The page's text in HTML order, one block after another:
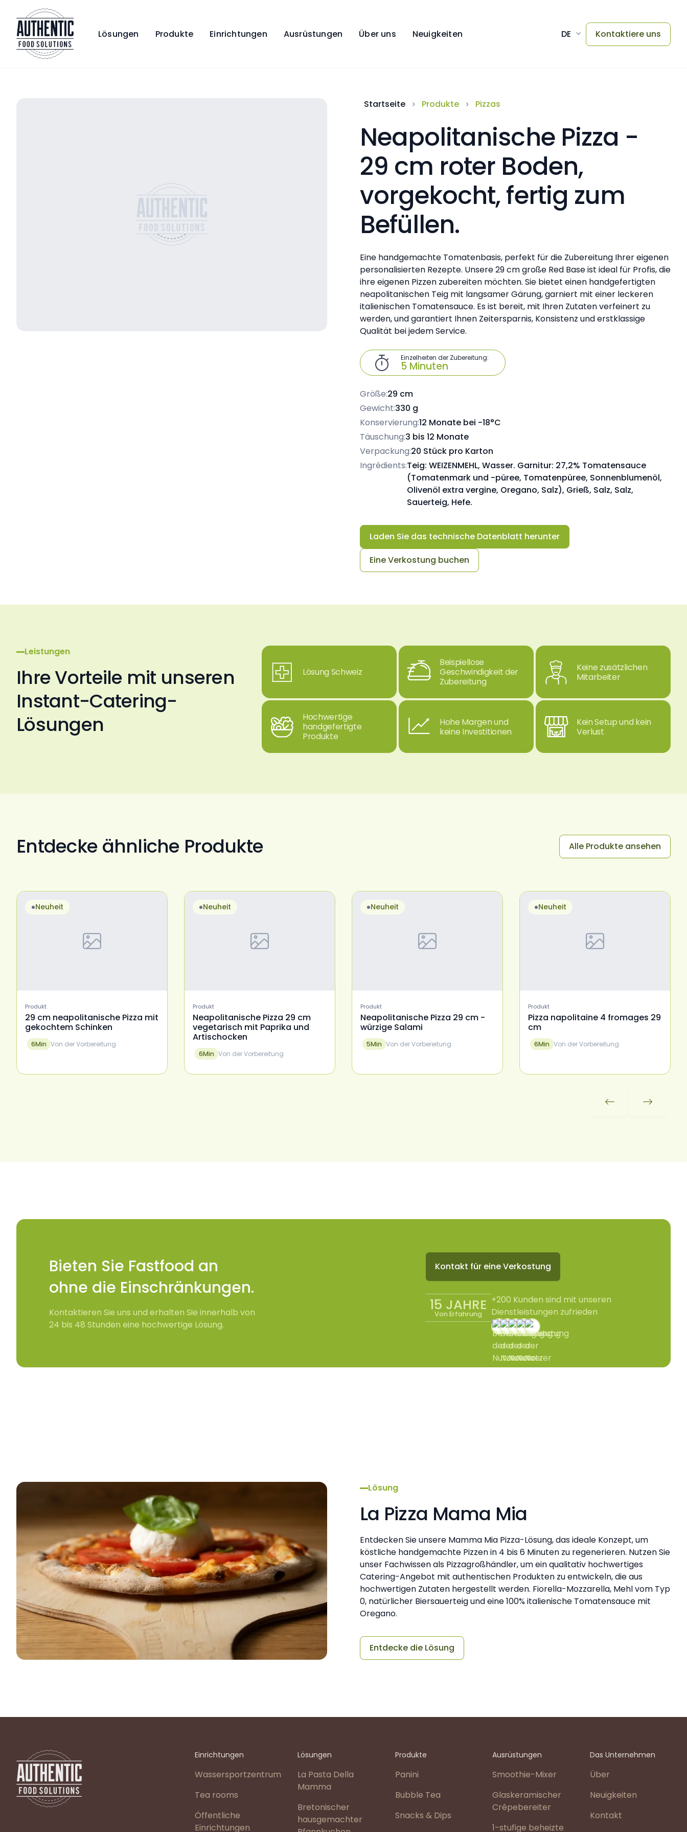
Lösungen Produkte Einrichtungen Ausrüstungen Über uns Neuigkeiten DE Kontaktiere uns
Startseite Produkte Pizzas
Neapolitanische Pizza -
29 cm roter Boden,
vorgekocht, fertig zum
Befüllen.
Eine handgemachte Tomatenbasis, perfekt für die Zubereitung Ihrer eigenen
personalisierten Rezepte. Unsere 29 cm große Red Base ist ideal für Profis, die
ihre eigenen Pizzen zubereiten möchten. Sie bietet einen handgefertigten
neapolitanischen Teig mit langsamer Gärung, garniert mit einer leckeren
italienischen Tomatensauce. Es ist bereit, mit Ihren Zutaten verfeinert zu
werden, und garantiert Ihnen Zeitersparnis, Konsistenz und erstklassige
Qualität bei jedem Service.
 Einzelheiten der Zubereitung:
5 Minuten
Größe:29 cm
Gewicht:330 g
Konservierung:12 Monate bei -18°C
Täuschung:3 bis 12 Monate
Verpackung:20 Stück pro Karton
Ingrédients:Teig: WEIZENMEHL, Wasser. Garnitur: 27,2% Tomatensauce
(Tomatenmark und -püree, Tomatenpüree, Sonnenblumenöl,
Olivenöl extra vergine, Oregano, Salz), Grieß, Salz, Salz,
Sauerteig, Hefe.
Laden Sie das technische Datenblatt herunter
Eine Verkostung buchen
Leistungen
Ihre Vorteile mit unseren
Instant-Catering-
Lösungen
Lösung Schweiz
Beispiellose
Geschwindigkeit der
Zubereitung
Keine zusätzlichen
Mitarbeiter
Hochwertige
handgefertigte
Produkte
Hohe Margen und
keine Investitionen
Kein Setup und kein
Verlust
Entdecke ähnliche Produkte Alle Produkte ansehen
Neuheit
Produkt
29 cm neapolitanische Pizza mit
gekochtem Schinken
6Min Von der Vorbereitung
Neuheit
Produkt
Neapolitanische Pizza 29 cm
vegetarisch mit Paprika und
Artischocken
6Min Von der Vorbereitung
Neuheit
Produkt
Neapolitanische Pizza 29 cm -
würzige Salami
5Min Von der Vorbereitung
Neuheit
Produkt
Pizza napolitaine 4 fromages 29
cm
6Min Von der Vorbereitung
 
Bieten Sie Fastfood an
ohne die Einschränkungen.
Kontaktieren Sie uns und erhalten Sie innerhalb von
24 bis 48 Stunden eine hochwertige Lösung.
Kontakt für eine Verkostung
15 JAHRE
Von Erfahrung
+200 Kunden sind mit unseren
Dienstleistungen zufrieden
Lösung
La Pizza Mama Mia
Entdecken Sie unsere Mamma Mia Pizza-Lösung, das ideale Konzept, um
köstliche handgemachte Pizzen in 4 bis 6 Minuten zu regenerieren. Nutzen Sie
unser Fachwissen als Pizzagroßhändler, um ein qualitativ hochwertiges
Catering-Angebot mit authentischen Produkten zu entwickeln, die aus
hochwertigen Zutaten hergestellt werden. Fiorella-Mozzarella, Mehl vom Typ
0, natürlicher Biersauerteig und eine 100% italienische Tomatensauce mit
Oregano.
Entdecke die Lösung
Einrichtungen
Wassersportzentrum
Tea rooms
Öffentliche
Einrichtungen
Lösungen
La Pasta Della
Mamma
Bretonischer
hausgemachter
Produkte
Panini
Bubble Tea
Snacks & Dips
Ausrüstungen
Smoothie-Mixer
Glaskeramischer
Crêpebereiter
1-stufige beheizte
Das Unternehmen
Über
Neuigkeiten
Kontakt